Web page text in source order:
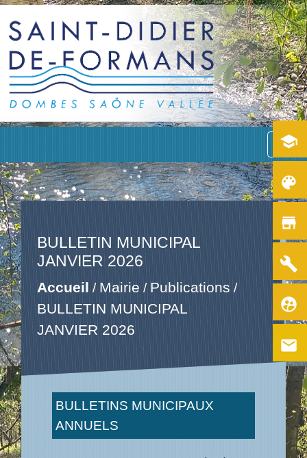
menu
BULLETIN MUNICIPAL
JANVIER 2026
Accueil / Mairie / Publications /
BULLETIN MUNICIPAL
JANVIER 2026
BULLETINS MUNICIPAUX
ANNUELS
school
color_lens
store
build
supervised_user_circle
email